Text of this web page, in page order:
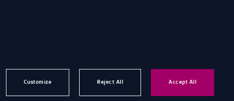
Customize Reject All Accept All